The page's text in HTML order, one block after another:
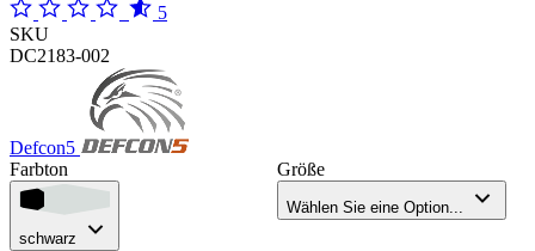
5
SKU
DC2183-002
Defcon5
Farbton
schwarz
Größe
Wählen Sie eine Option...